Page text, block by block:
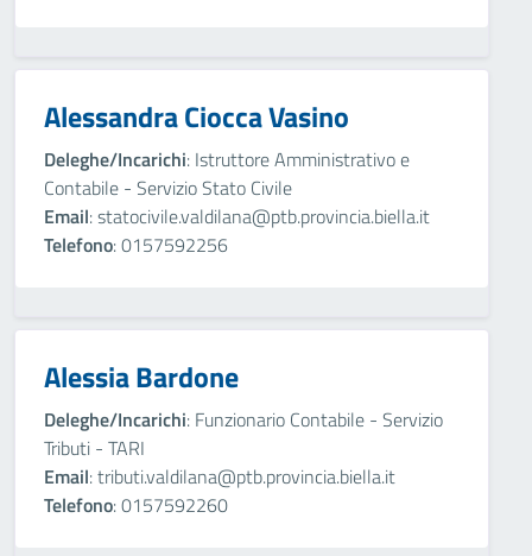
Alessandra Ciocca Vasino
Deleghe/Incarichi: Istruttore Amministrativo e
Contabile - Servizio Stato Civile
Email: statocivile.valdilana@ptb.provincia.biella.it
Telefono: 0157592256
Alessia Bardone
Deleghe/Incarichi: Funzionario Contabile - Servizio
Tributi - TARI
Email: tributi.valdilana@ptb.provincia.biella.it
Telefono: 0157592260